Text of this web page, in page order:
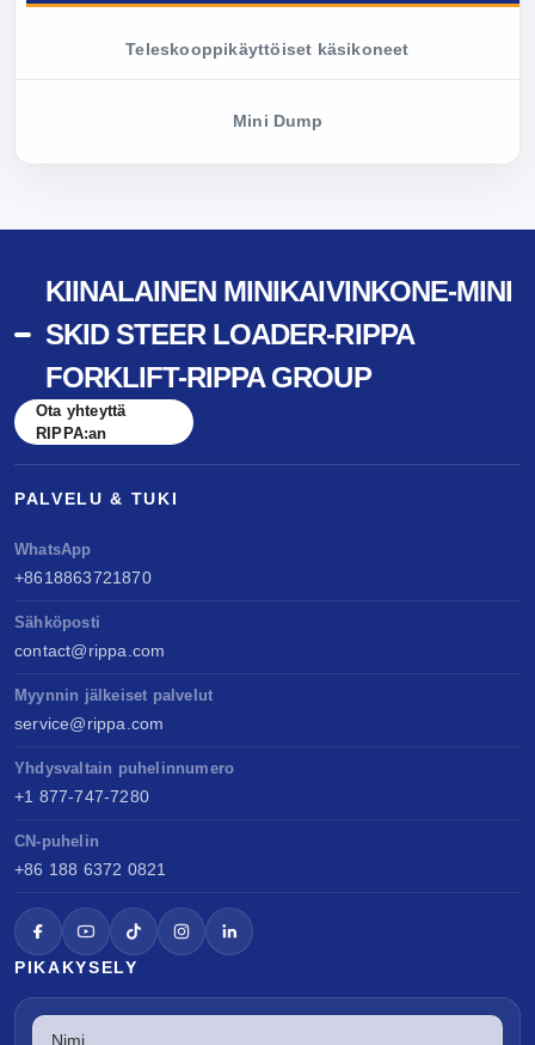
Teleskooppikäyttöiset käsikoneet
Mini Dump
KIINALAINEN MINIKAIVINKONE-MINI
SKID STEER LOADER-RIPPA
FORKLIFT-RIPPA GROUP
Ota yhteyttä
RIPPA:an
PALVELU & TUKI
WhatsApp
+8618863721870
Sähköposti
contact@rippa.com
Myynnin jälkeiset palvelut
service@rippa.com
Yhdysvaltain puhelinnumero
+1 877-747-7280
CN-puhelin
+86 188 6372 0821
PIKAKYSELY